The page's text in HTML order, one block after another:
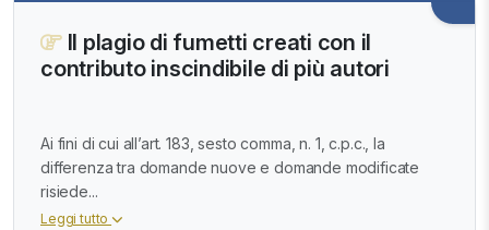
Il plagio di fumetti creati con il
contributo inscindibile di più autori
Ai fini di cui all’art. 183, sesto comma, n. 1, c.p.c., la
differenza tra domande nuove e domande modificate
risiede...
Leggi tutto